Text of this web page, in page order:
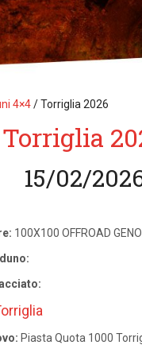
4×4/Torriglia 2026
Torriglia
15/02/
100X100 OFFROAD
Piasta Quota 1000